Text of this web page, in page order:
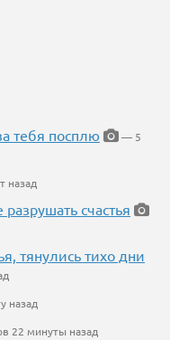
тебя посплю
— 5
назад
счастья
тянулись тихо дни
назад
22 минуты назад